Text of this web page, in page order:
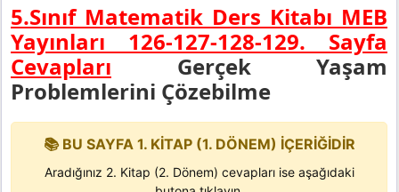
5.Sınıf Matematik Ders Kitabı MEB
Yayınları 126-127-128-129. Sayfa
Cevapları Gerçek Yaşam
Problemlerini Çözebilme
📚 BU SAYFA 1. KİTAP (1. DÖNEM) İÇERİĞİDİR
Aradığınız 2. Kitap (2. Dönem) cevapları ise aşağıdaki